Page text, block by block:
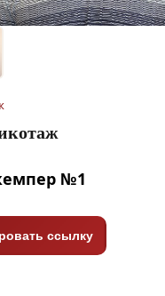
№1
ссылку